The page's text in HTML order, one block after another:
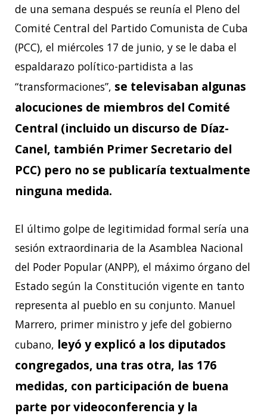
de una semana después se reunía el Pleno del
Comité Central del Partido Comunista de Cuba
(PCC), el miércoles 17 de junio, y se le daba el
espaldarazo político-partidista a las
“transformaciones”, se televisaban algunas
alocuciones de miembros del Comité
Central (incluido un discurso de Díaz-
Canel, también Primer Secretario del
PCC) pero no se publicaría textualmente
ninguna medida.
El último golpe de legitimidad formal sería una
sesión extraordinaria de la Asamblea Nacional
del Poder Popular (ANPP), el máximo órgano del
Estado según la Constitución vigente en tanto
representa al pueblo en su conjunto. Manuel
Marrero, primer ministro y jefe del gobierno
cubano, leyó y explicó a los diputados
congregados, una tras otra, las 176
medidas, con participación de buena
parte por videoconferencia y la